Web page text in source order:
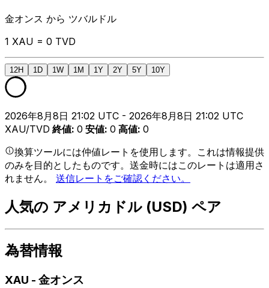
金オンス から ツバルドル
1 XAU = 0 TVD
12H 1D 1W 1M 1Y 2Y 5Y 10Y
2026年8月8日 21:02 UTC - 2026年8月8日 21:02 UTC
XAU/TVD 終値: 0 安値: 0 高値: 0
換算ツールには仲値レートを使用します。これは情報提供
のみを目的としたものです。送金時にはこのレートは適用さ
れません。 送信レートをご確認ください。
人気の アメリカドル (USD) ペア
為替情報
XAU - 金オンス